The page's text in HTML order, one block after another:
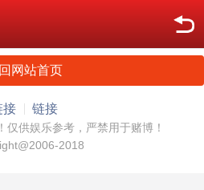
网站首页
接 链接
仅供娱乐参考，严禁用于赌博！
2018